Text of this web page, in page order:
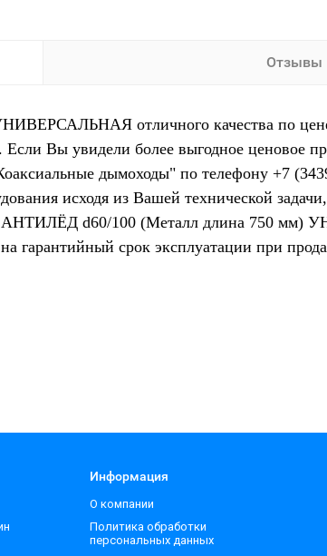
Отзывы
отличного качества по
Вы увидели более выгодное ценовое
дымоходы" по телефону +7
исходя из Вашей технической
АНТИЛЁД d60/100 (Металл длина 750
гарантийный срок эксплуатации при
Информация
О компании
Политика обработки
персональных данных